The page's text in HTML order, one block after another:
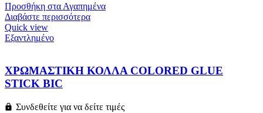
Προσθήκη στα Αγαπημένα
Διαβάστε περισσότερα
Quick view
Εξαντλημένο
ΧΡΩΜΑΣΤΙΚΗ ΚΟΛΛΑ COLORED GLUE
STICK BIC
Συνδεθείτε για να δείτε τιμές